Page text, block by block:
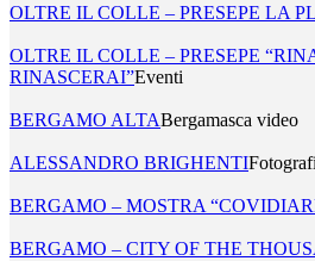
OLTRE IL COLLE – PRESEPE LA
OLTRE IL COLLE – PRESEPE
RINASCERAI”Eventi
BERGAMO ALTABergamasca video
ALESSANDRO BRIGHENTI
BERGAMO – MOSTRA
BERGAMO – CITY OF THE